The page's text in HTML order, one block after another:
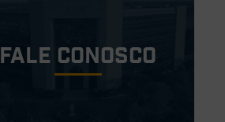
Fale conosco